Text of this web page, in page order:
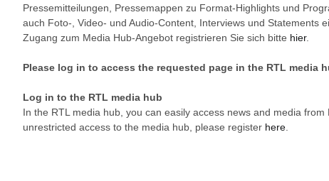
Pressemitteilungen, Pressemappen zu Format-Highlights und
auch Foto-, Video- und Audio-Content, Interviews und Statements
Zugang zum Media Hub-Angebot registrieren Sie sich bitte hier.
Please log in to access the requested page in the RTL media
Log in to the RTL media hub
In the RTL media hub, you can easily access news and media
unrestricted access to the media hub, please register here.